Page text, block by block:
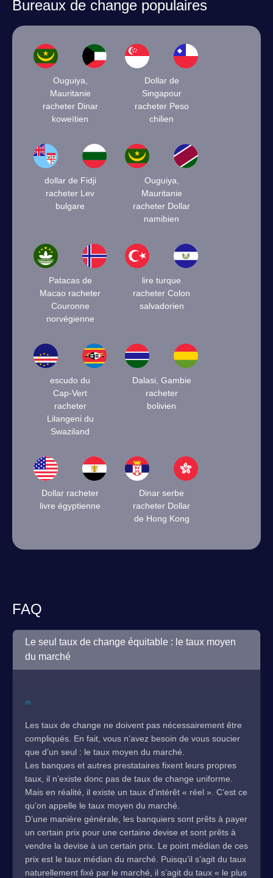
Bureaux de change populaires
Ouguiya,
Mauritanie
racheter Dinar
koweïtien
Dollar de
Singapour
racheter Peso
chilien
dollar de Fidji
racheter Lev
bulgare
Ouguiya,
Mauritanie
racheter Dollar
namibien
Patacas de
Macao racheter
Couronne
norvégienne
lire turque
racheter Colon
salvadorien
escudo du
Cap-Vert
racheter
Lilangeni du
Swaziland
Dalasi, Gambie
racheter
bolivien
Dollar racheter
livre égyptienne
Dinar serbe
racheter Dollar
de Hong Kong
FAQ
Le seul taux de change équitable : le taux moyen
du marché
Les taux de change ne doivent pas nécessairement être
compliqués. En fait, vous n’avez besoin de vous soucier
que d’un seul : le taux moyen du marché.
Les banques et autres prestataires fixent leurs propres
taux, il n’existe donc pas de taux de change uniforme.
Mais en réalité, il existe un taux d’intérêt « réel ». C’est ce
qu’on appelle le taux moyen du marché.
D’une manière générale, les banquiers sont prêts à payer
un certain prix pour une certaine devise et sont prêts à
vendre la devise à un certain prix. Le point médian de ces
prix est le taux médian du marché. Puisqu’il s’agit du taux
naturellement fixé par le marché, il s’agit du taux « le plus